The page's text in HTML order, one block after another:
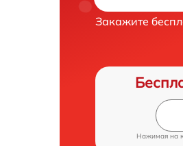
Закажите
Нажимая на